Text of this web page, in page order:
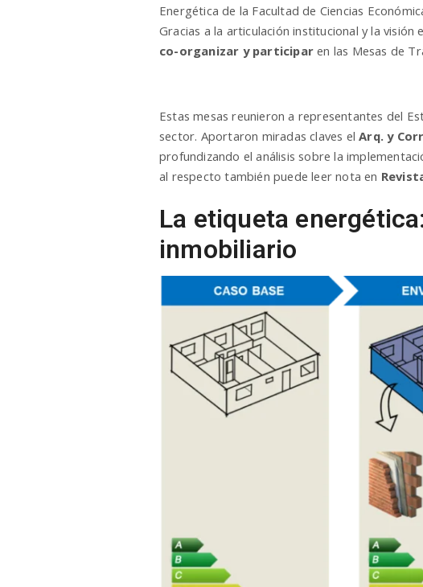
Energética de la Facultad de Ciencias
Gracias a la articulación institucional y la visión
co-organizar y participar en las Mesas de
Estas mesas reunieron a representantes del
sector. Aportaron miradas claves elArq. y
profundizando el análisis sobre la
al respecto también puede leer nota en
La etiqueta
inmobiliario